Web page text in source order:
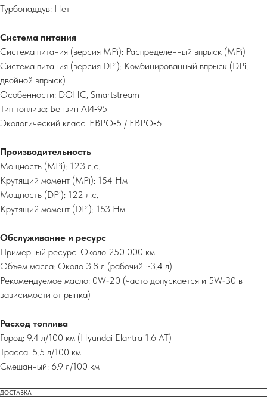
Турбонаддув: Нет
Система питания
Система питания (версия MPi): Распределенный впрыск (MPi)
Система питания (версия DPi): Комбинированный впрыск (DPi,
двойной впрыск)
Особенности: DOHC, Smartstream
Тип топлива: Бензин АИ‑95
Экологический класс: ЕВРО‑5 / ЕВРО‑6
Производительность
Мощность (MPi): 123 л.с.
Крутящий момент (MPi): 154 Нм
Мощность (DPi): 122 л.с.
Крутящий момент (DPi): 153 Нм
Обслуживание и ресурс
Примерный ресурс: Около 250 000 км
Объем масла: Около 3.8 л (рабочий ~3.4 л)
Рекомендуемое масло: 0W‑20 (часто допускается и 5W‑30 в
зависимости от рынка)
Расход топлива
Город: 9.4 л/100 км (Hyundai Elantra 1.6 AT)
Трасса: 5.5 л/100 км
Смешанный: 6.9 л/100 км
ДОСТАВКА